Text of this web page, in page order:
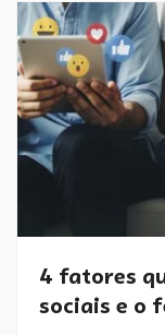
4 fatores
sociais e o